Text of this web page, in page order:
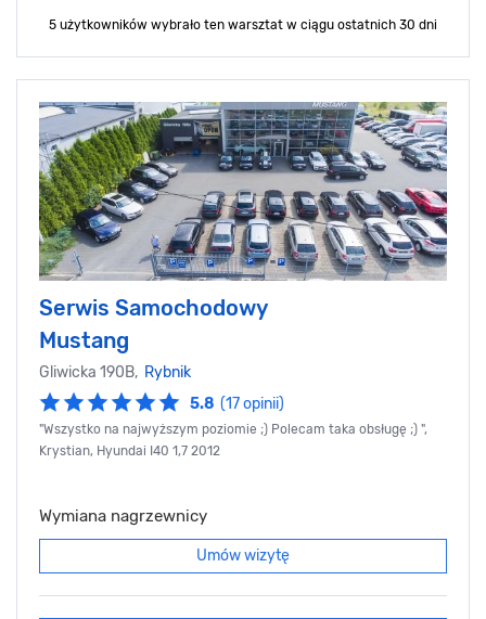
5 użytkowników wybrało ten warsztat w ciągu ostatnich 30 dni
Serwis Samochodowy
Mustang
Gliwicka 190B, Rybnik
5.8 (17 opinii)
"Wszystko na najwyższym poziomie ;) Polecam taka obsługę ;) ",
Krystian, Hyundai I40 1,7 2012
Wymiana nagrzewnicy
Umów wizytę